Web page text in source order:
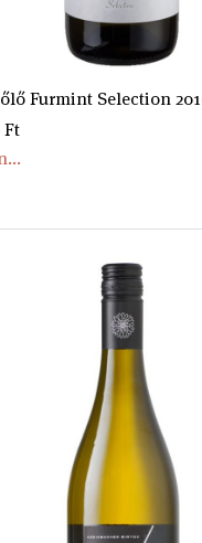
Furmint Selection
Ft